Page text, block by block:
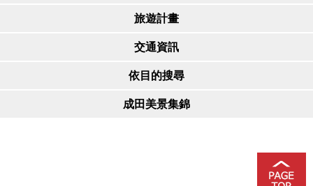
旅遊計畫
交通資訊
依目的搜尋
成田美景集錦